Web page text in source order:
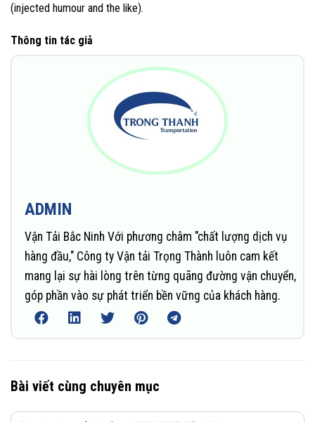
(injected humour and the like).
Thông tin tác giả
ADMIN
Vận Tải Bắc Ninh Với phương châm "chất lượng dịch vụ
hàng đầu," Công ty Vận tải Trọng Thành luôn cam kết
mang lại sự hài lòng trên từng quãng đường vận chuyển,
góp phần vào sự phát triển bền vững của khách hàng.
Bài viết cùng chuyên mục